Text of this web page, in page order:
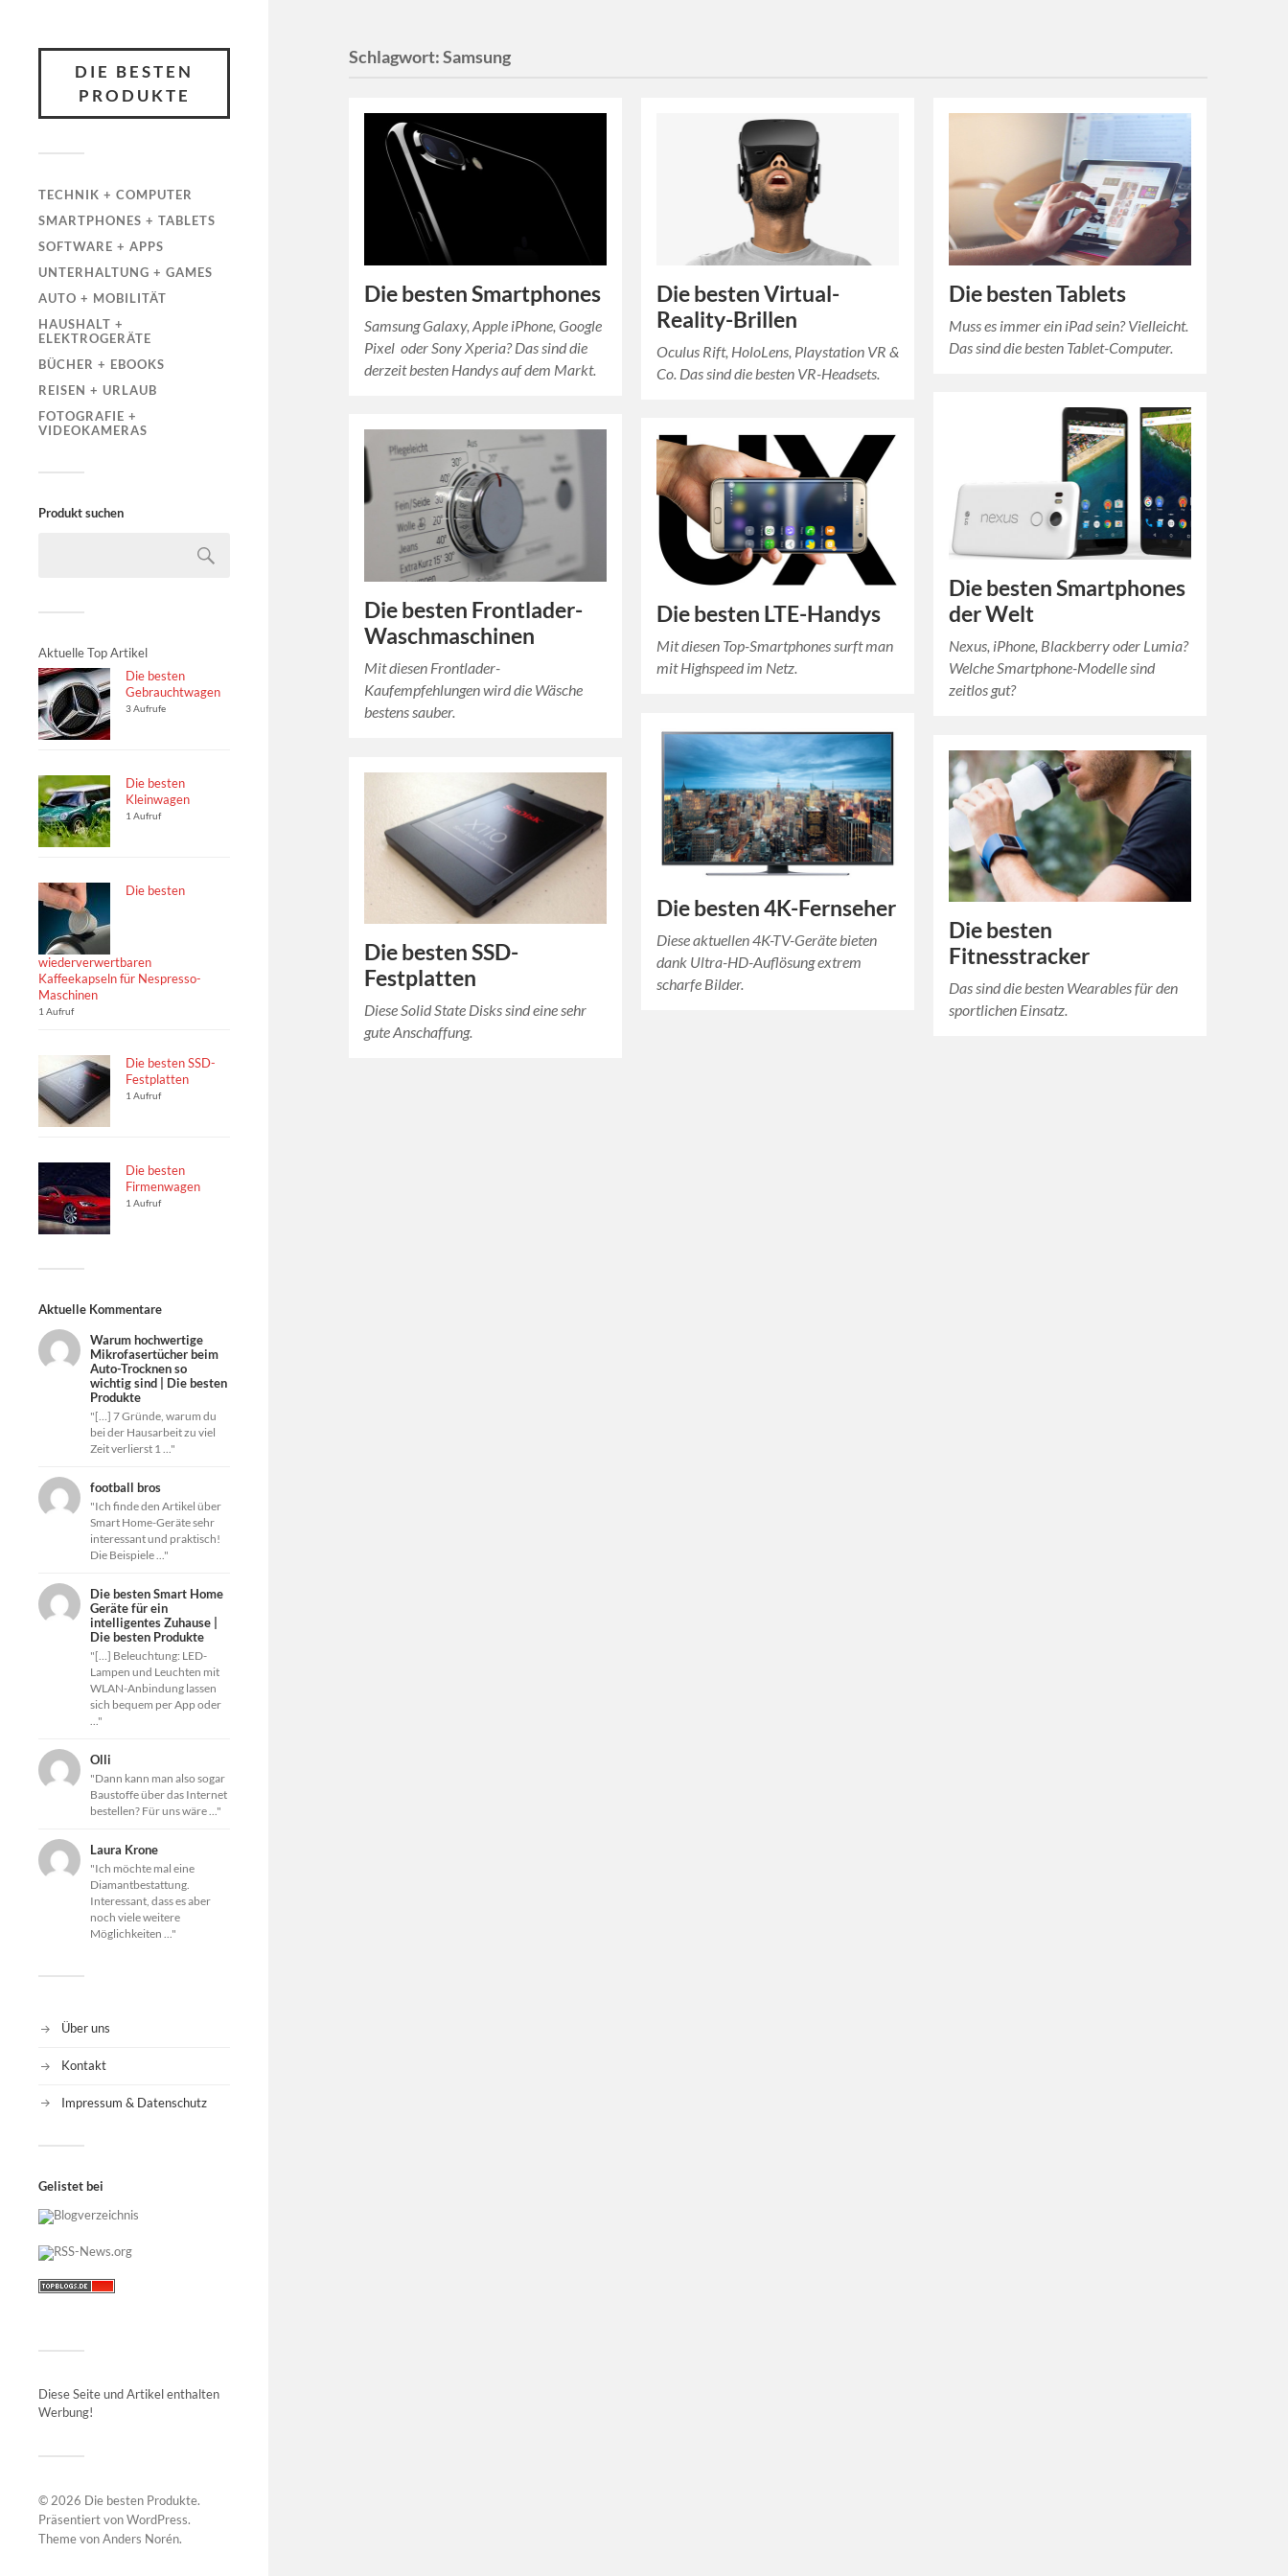
DIE BESTEN
PRODUKTE
TECHNIK + COMPUTER
SMARTPHONES + TABLETS
SOFTWARE + APPS
UNTERHALTUNG + GAMES
AUTO + MOBILITÄT
HAUSHALT +
ELEKTROGERÄTE
BÜCHER + EBOOKS
REISEN + URLAUB
FOTOGRAFIE +
VIDEOKAMERAS
Produkt suchen
Aktuelle Top Artikel
Die besten
Gebrauchtwagen
3 Aufrufe
Die besten
Kleinwagen
1 Aufruf
Die besten
wiederverwertbaren
Kaffeekapseln für Nespresso-
Maschinen
1 Aufruf
Die besten SSD-
Festplatten
1 Aufruf
Die besten
Firmenwagen
1 Aufruf
Aktuelle Kommentare
Warum hochwertige
Mikrofasertücher beim
Auto-Trocknen so
wichtig sind | Die besten
Produkte
"[…] 7 Gründe, warum du
bei der Hausarbeit zu viel
Zeit verlierst 1 ..."
football bros
"Ich finde den Artikel über
Smart Home-Geräte sehr
interessant und praktisch!
Die Beispiele ..."
Die besten Smart Home
Geräte für ein
intelligentes Zuhause |
Die besten Produkte
"[…] Beleuchtung: LED-
Lampen und Leuchten mit
WLAN-Anbindung lassen
sich bequem per App oder
..."
Olli
"Dann kann man also sogar
Baustoffe über das Internet
bestellen? Für uns wäre ..."
Laura Krone
"Ich möchte mal eine
Diamantbestattung.
Interessant, dass es aber
noch viele weitere
Möglichkeiten ..."
Über uns
Kontakt
Impressum & Datenschutz
Gelistet bei
Diese Seite und Artikel enthalten
Werbung!
© 2026 Die besten Produkte.
Präsentiert vonWordPress.
Theme vonAnders Norén.
Schlagwort:Samsung
Die besten Smartphones
Samsung Galaxy, Apple iPhone, Google
Pixel oder Sony Xperia? Das sind die
derzeit besten Handys auf dem Markt.
Die besten Virtual-
Reality-Brillen
Oculus Rift, HoloLens, Playstation VR &
Co. Das sind die besten VR-Headsets.
Die besten Tablets
Muss es immer ein iPad sein? Vielleicht.
Das sind die besten Tablet-Computer.
Die besten Smartphones
der Welt
Nexus, iPhone, Blackberry oder Lumia?
Welche Smartphone-Modelle sind
zeitlos gut?
Die besten Frontlader-
Waschmaschinen
Mit diesen Frontlader-
Kaufempfehlungen wird die Wäsche
bestens sauber.
Die besten LTE-Handys
Mit diesen Top-Smartphones surft man
mit Highspeed im Netz.
Die besten 4K-Fernseher
Diese aktuellen 4K-TV-Geräte bieten
dank Ultra-HD-Auflösung extrem
scharfe Bilder.
Die besten
Fitnesstracker
Das sind die besten Wearables für den
sportlichen Einsatz.
Die besten SSD-
Festplatten
Diese Solid State Disks sind eine sehr
gute Anschaffung.